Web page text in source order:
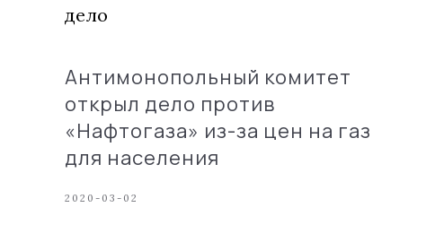
дело
Антимонопольный комитет
открыл дело против
«Нафтогаза» из-за цен на газ
для населения
2020-03-02